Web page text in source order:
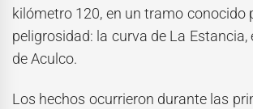
kilómetro 120, en un tramo conocido
peligrosidad: la curva de La Estancia,
de Aculco.
Los hechos ocurrieron durante las